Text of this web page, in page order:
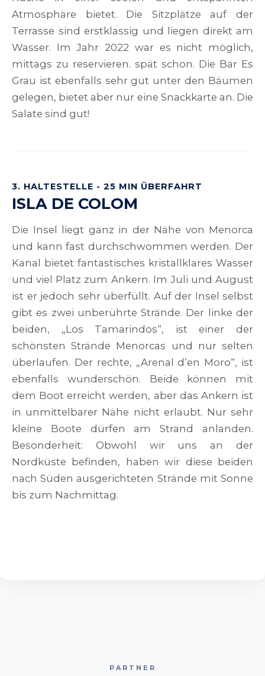
Atmosphäre bietet. Die Sitzplätze auf der
Terrasse sind erstklassig und liegen direkt am
Wasser. Im Jahr 2022 war es nicht möglich,
mittags zu reservieren. spät schon. Die Bar Es
Grau ist ebenfalls sehr gut unter den Bäumen
gelegen, bietet aber nur eine Snackkarte an. Die
Salate sind gut!
3. HALTESTELLE - 25 MIN ÜBERFAHRT
ISLA DE COLOM
Die Insel liegt ganz in der Nähe von Menorca
und kann fast durchschwommen werden. Der
Kanal bietet fantastisches kristallklares Wasser
und viel Platz zum Ankern. Im Juli und August
ist er jedoch sehr überfüllt. Auf der Insel selbst
gibt es zwei unberührte Strände. Der linke der
beiden, „Los Tamarindos“, ist einer der
schönsten Strände Menorcas und nur selten
überlaufen. Der rechte, „Arenal d’en Moro“, ist
ebenfalls wunderschön. Beide können mit
dem Boot erreicht werden, aber das Ankern ist
in unmittelbarer Nähe nicht erlaubt. Nur sehr
kleine Boote dürfen am Strand anlanden.
Besonderheit: Obwohl wir uns an der
Nordküste befinden, haben wir diese beiden
nach Süden ausgerichteten Strände mit Sonne
bis zum Nachmittag.
PARTNER